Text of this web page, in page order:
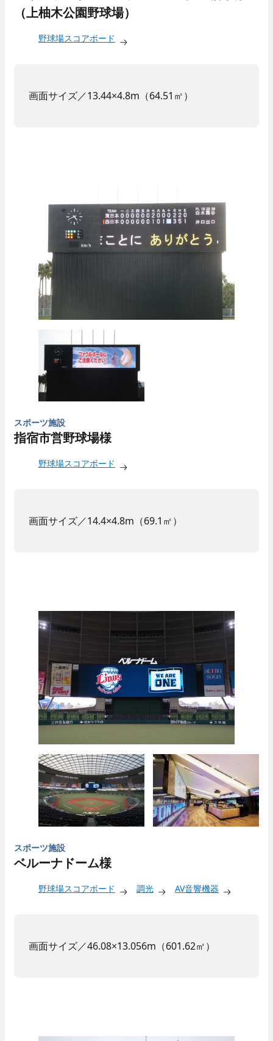
（上柚木公園野球場）
野球場スコアボード
画面サイズ／13.44×4.8m（64.51㎡）
スポーツ施設
指宿市営野球場様
野球場スコアボード
画面サイズ／14.4×4.8m（69.1㎡）
スポーツ施設
ベルーナドーム様
野球場スコアボード 調光 AV音響機器
画面サイズ／46.08×13.056m（601.62㎡）